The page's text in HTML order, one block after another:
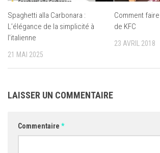
Spaghetti alla Carbonara :
L’élégance de la simplicité à
l’italienne
21 MAI 2025
Comment
de KFC
23 AVRIL 2018
LAISSER UN COMMENTAIRE
Commentaire *